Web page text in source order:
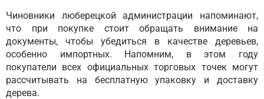
Чиновники люберецкой администрации напоминают,
что при покупке стоит обращать внимание на
документы, чтобы убедиться в качестве деревьев,
особенно импортных. Напомним, в этом году
покупатели всех официальных торговых точек могут
рассчитывать на бесплатную упаковку и доставку
дерева.